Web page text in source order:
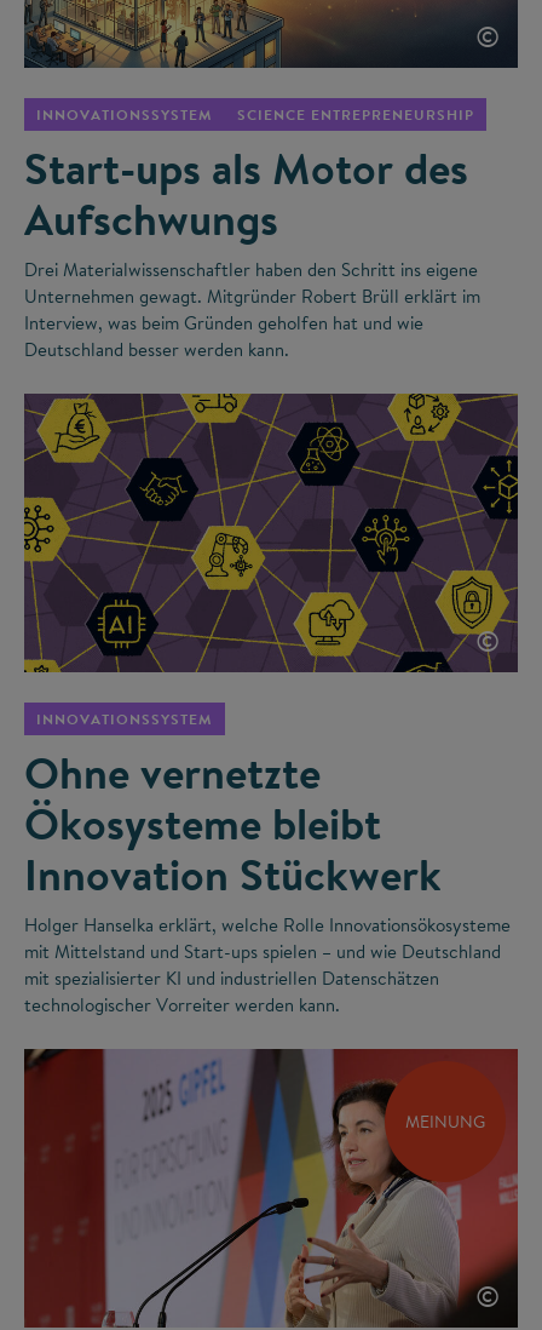
©
INNOVATIONSSYSTEM SCIENCE ENTREPRENEURSHIP
Start-ups als Motor des
Aufschwungs
Drei Materialwissenschaftler haben den Schritt ins eigene
Unternehmen gewagt. Mitgründer Robert Brüll erklärt im
Interview, was beim Gründen geholfen hat und wie
Deutschland besser werden kann.
©
INNOVATIONSSYSTEM
Ohne vernetzte
Ökosysteme bleibt
Innovation Stückwerk
Holger Hanselka erklärt, welche Rolle Innovationsökosysteme
mit Mittelstand und Start-ups spielen – und wie Deutschland
mit spezialisierter KI und industriellen Datenschätzen
technologischer Vorreiter werden kann.
MEINUNG
©